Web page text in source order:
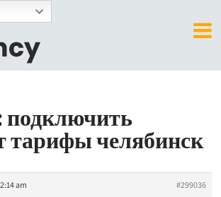
подключить
тарифы челябинск
am
#299036